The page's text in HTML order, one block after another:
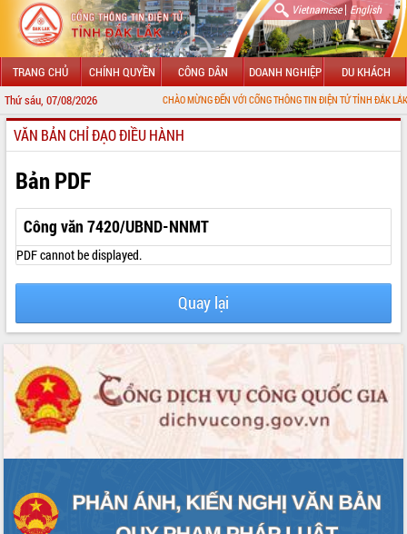
Vietnamese| English
TRANG CHỦ CHÍNH QUYỀN CÔNG DÂN DOANH NGHIỆP DU KHÁCH
Thứ sáu, 07/08/2026 CHÀO MỪNG ĐẾN VỚI CỔNG THÔNG TIN ĐIỆN TỬ TỈNH ĐẮK LẮK
GIỚI THIỆU
LÃNH ĐẠO UBND TỈNH
TIN TỨC SỰ KIỆN
SỞ, BAN, NGÀNH
UBND CÁC XÃ, PHƯỜNG
THÔNG TIN CHỈ ĐẠO ĐIỀU HÀNH
VĂN BẢN HĐND TỈNH
ĐIỂM TIN VĂN BẢN
VĂN BẢN CHỈ ĐẠO ĐIỀU HÀNH
Bản PDF
Công văn 7420/UBND-NNMT
PDF cannot be displayed.
Quay lại